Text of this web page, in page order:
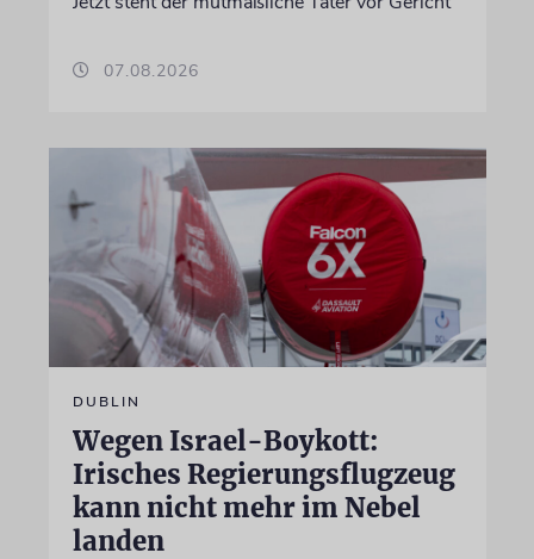
07.08.2026
DUBLIN
Wegen Israel-Boykott:
Irisches Regierungsflugzeug
kann nicht mehr im Nebel
landen